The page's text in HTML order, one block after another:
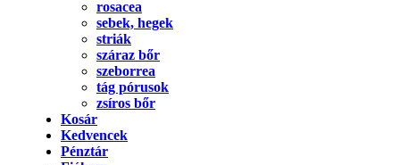
rosacea
sebek, hegek
striák
száraz bőr
szeborrea
tág pórusok
zsíros bőr
Kosár
Kedvencek
Pénztár